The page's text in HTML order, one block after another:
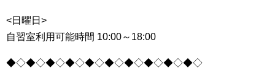
<日曜日>
自習室利用可能時間 10:00～18:00
◆◇◆◇◆◇◆◇◆◇◆◇◆◇◆◇◆◇◆◇